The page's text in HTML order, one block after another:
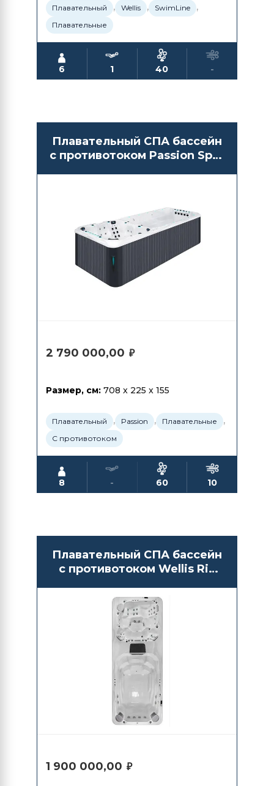
Плавательный , Wellis , SwimLine ,
Плавательные
6 1 40 -
Плавательный СПА бассейн
с противотоком Passion Spas
2 790 000,00 ₽
Размер, см: 708 x 225 x 155
Плавательный , Passion , Плавательные ,
С противотоком
8 - 60 10
Плавательный СПА бассейн
с противотоком Wellis Rio
1 900 000,00 ₽